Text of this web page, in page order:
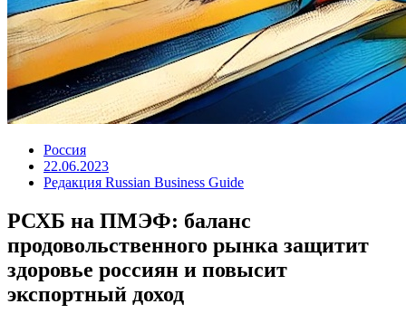
Россия
22.06.2023
Редакция Russian Business Guide
РСХБ на ПМЭФ: баланс
продовольственного рынка защитит
здоровье россиян и повысит
экспортный доход